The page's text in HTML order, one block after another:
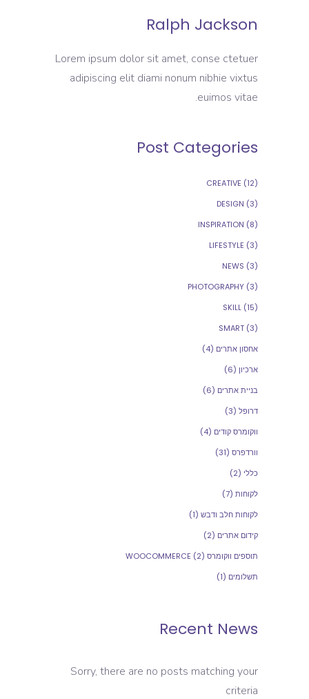
Ralph Jackson
Lorem ipsum dolor sit amet, conse ctetuer
adipiscing elit diami nonum nibhie vixtus
euimos vitae.
Post Categories
CREATIVE (12)
DESIGN (3)
INSPIRATION (8)
LIFESTYLE (3)
NEWS (3)
PHOTOGRAPHY (3)
SKILL (15)
SMART (3)
אחסון אתרים (4)
ארכיון (6)
בניית אתרים (6)
דרופל (3)
ווקומרס קודים (4)
וורדפרס (31)
כללי (2)
לקוחות (7)
לקוחות חלב ודבש (1)
קידום אתרים (2)
תוספים ווקומרס WOOCOMMERCE (2)
תשלומים (1)
Recent News
Sorry, there are no posts matching your
criteria